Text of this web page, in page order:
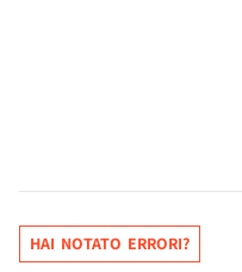
HAI NOTATO ERRORI?